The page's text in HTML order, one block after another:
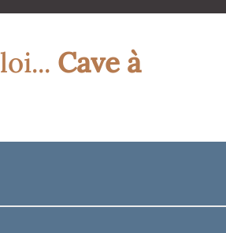
Cave à